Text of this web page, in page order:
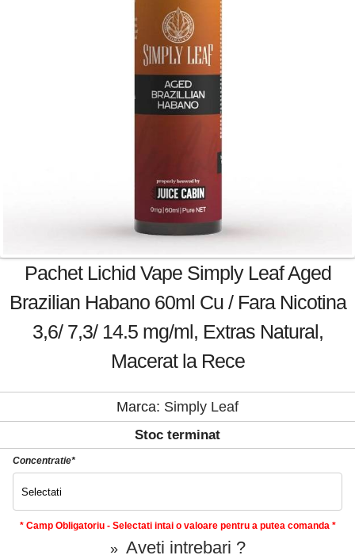
Pachet Lichid Vape Simply Leaf Aged
Brazilian Habano 60ml Cu / Fara Nicotina
3,6/ 7,3/ 14.5 mg/ml, Extras Natural,
Macerat la Rece
Marca: Simply Leaf
Stoc terminat
Concentratie*
* Camp Obligatoriu - Selectati intai o valoare pentru a putea comanda *
» Aveti intrebari ?